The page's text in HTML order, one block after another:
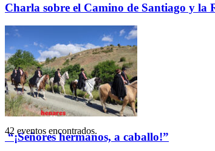
Charla sobre el Camino de Santiago y la
“¡Señores hermanos, a caballo!”
42 eventos encontrados.